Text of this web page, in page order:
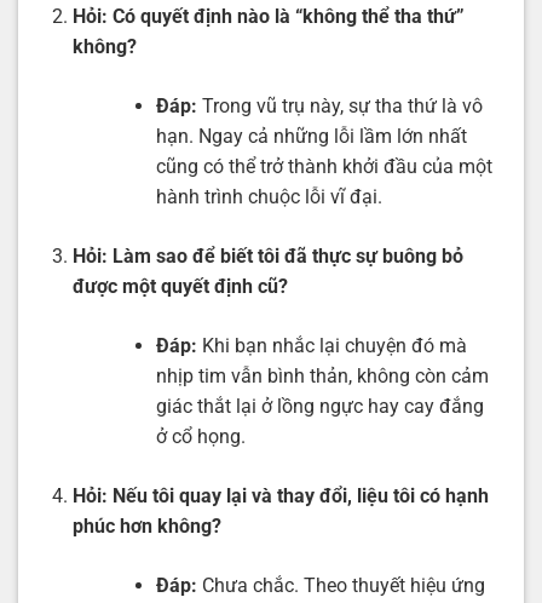
Hỏi: Có quyết định nào là “không thể tha thứ”
không?
Đáp: Trong vũ trụ này, sự tha thứ là vô
hạn. Ngay cả những lỗi lầm lớn nhất
cũng có thể trở thành khởi đầu của một
hành trình chuộc lỗi vĩ đại.
Hỏi: Làm sao để biết tôi đã thực sự buông bỏ
được một quyết định cũ?
Đáp: Khi bạn nhắc lại chuyện đó mà
nhịp tim vẫn bình thản, không còn cảm
giác thắt lại ở lồng ngực hay cay đắng
ở cổ họng.
Hỏi: Nếu tôi quay lại và thay đổi, liệu tôi có hạnh
phúc hơn không?
Đáp: Chưa chắc. Theo thuyết hiệu ứng